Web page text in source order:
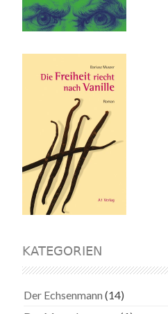
KATEGORIEN
Der Echsenmann (14)